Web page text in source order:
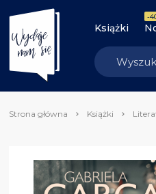
Książki
-
Strona główna Książki